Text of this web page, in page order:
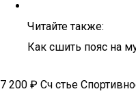
Читайте также:
Как сшить пояс на
7 200 ₽ Сч стье